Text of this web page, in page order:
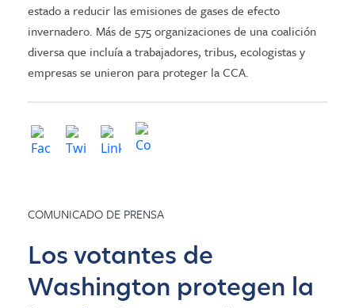
estado a reducir las emisiones de gases de efecto
invernadero. Más de 575 organizaciones de una coalición
diversa que incluía a trabajadores, tribus, ecologistas y
empresas se unieron para proteger la CCA.
COMUNICADO DE PRENSA
Los votantes de
Washington protegen la